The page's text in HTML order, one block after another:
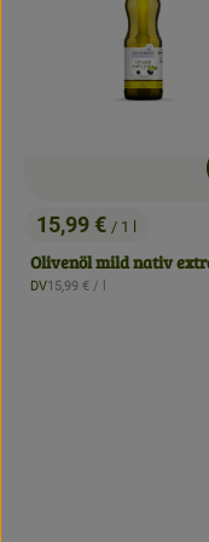
, Preis:
15,99 € / 1 l
Olivenöl mild nativ
, Herkunft:
DV, Referenzpreis:
15,99 € / l